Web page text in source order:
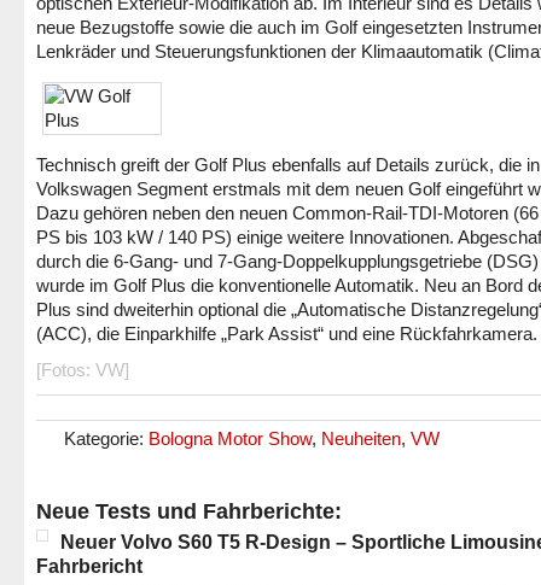
neue Bezugstoffe sowie die auch im Golf einge­setzten
Lenkräder und Steuerungsfunktionen der Klimaautomatik
Technisch greift der Golf Plus ebenfalls auf Details zurück, die
Volkswagen Segment erstmals mit dem neuen Golf eingeführt
Dazu gehören neben den neu­en Common-Rail-TDI-Motoren
PS bis 103 kW / 140 PS) einige weitere Inno­vationen.
durch die 6-Gang- und 7-Gang-Doppelkupplungsgetriebe
wurde im Golf Plus die konventionelle Automatik. Neu an Bord
Plus sind dweiterhin optional die „Automatische
(ACC), die Einparkhilfe „Park Assist“ und eine Rückfahrkamera.
[Fotos: VW]
Kategorie: Bologna Motor Show, Neuheiten, VW
Neue Tests und Fahrberichte:
Neuer Volvo S60 T5 R-Design – Sportliche
Fahrbericht